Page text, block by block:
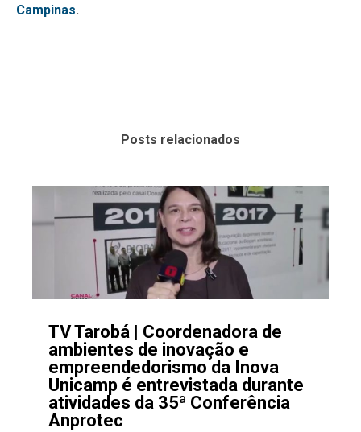
Campinas.
Posts relacionados
TV Tarobá | Coordenadora de
ambientes de inovação e
empreendedorismo da Inova
Unicamp é entrevistada durante
atividades da 35ª Conferência
Anprotec